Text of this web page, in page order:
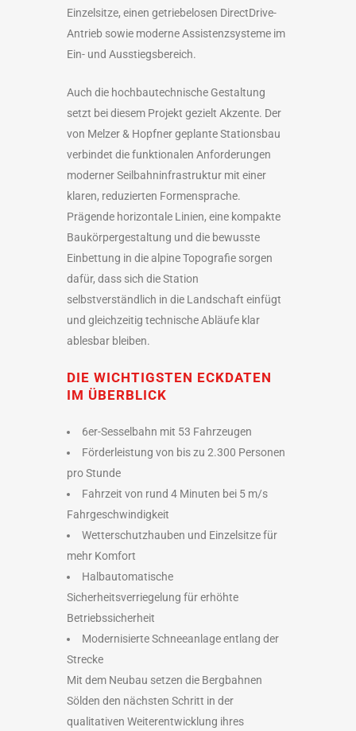
Einzelsitze, einen getriebelosen DirectDrive-
Antrieb sowie moderne Assistenzsysteme im
Ein- und Ausstiegsbereich.
Auch die hochbautechnische Gestaltung
setzt bei diesem Projekt gezielt Akzente. Der
von Melzer & Hopfner geplante Stationsbau
verbindet die funktionalen Anforderungen
moderner Seilbahninfrastruktur mit einer
klaren, reduzierten Formensprache.
Prägende horizontale Linien, eine kompakte
Baukörpergestaltung und die bewusste
Einbettung in die alpine Topografie sorgen
dafür, dass sich die Station
selbstverständlich in die Landschaft einfügt
und gleichzeitig technische Abläufe klar
ablesbar bleiben.
DIE WICHTIGSTEN ECKDATEN
IM ÜBERBLICK
6er-Sesselbahn mit 53 Fahrzeugen
Förderleistung von bis zu 2.300 Personen
pro Stunde
Fahrzeit von rund 4 Minuten bei 5 m/s
Fahrgeschwindigkeit
Wetterschutzhauben und Einzelsitze für
mehr Komfort
Halbautomatische
Sicherheitsverriegelung für erhöhte
Betriebssicherheit
Modernisierte Schneeanlage entlang der
Strecke
Mit dem Neubau setzen die Bergbahnen
Sölden den nächsten Schritt in der
qualitativen Weiterentwicklung ihres